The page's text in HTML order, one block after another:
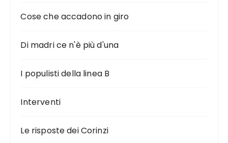
Cose che accadono in giro
Di madri ce n'è più d'una
I populisti della linea B
Interventi
Le risposte dei Corinzi